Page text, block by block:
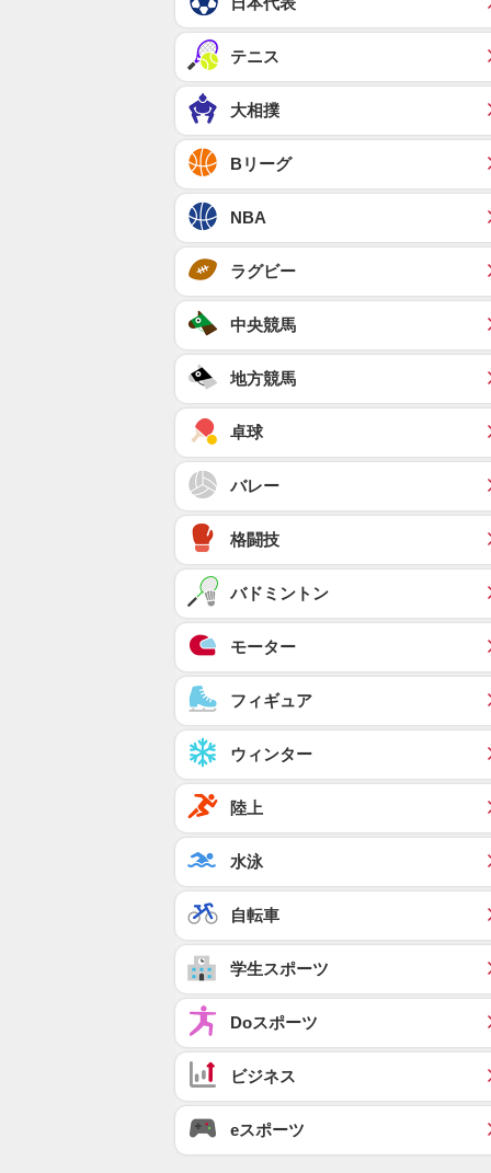
テニス
大相撲
Bリーグ
NBA
ラグビー
中央競馬
地方競馬
卓球
バレー
格闘技
バドミントン
モーター
フィギュア
ウィンター
陸上
水泳
自転車
学生スポーツ
Doスポーツ
ビジネス
eスポーツ